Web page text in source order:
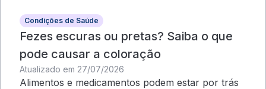
Condições de Saúde
Fezes escuras ou pretas? Saiba o que
pode causar a coloração
Atualizado em 27/07/2026
Alimentos e medicamentos podem estar por trás